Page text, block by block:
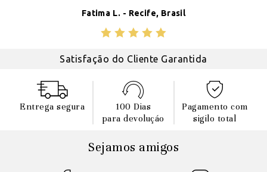
Fatima L. - Recife, Brasil
Satisfação do Cliente Garantida
Entrega segura
100 Dias
para devoluçáo
Pagamento com
sigilo total
Sejamos amigos